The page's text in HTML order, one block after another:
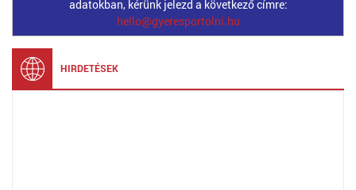
adatokban, kérünk jelezd a következő címre:
hello@gyeresportolni.hu
HIRDETÉSEK